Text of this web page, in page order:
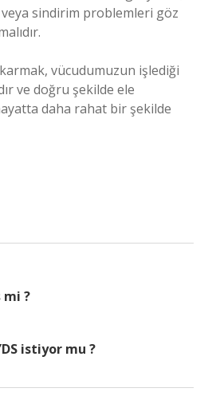
sindirim problemleri göz
vücudumuzun işlediği
ve doğru şekilde ele
daha rahat bir şekilde
mi ?
istiyor mu ?